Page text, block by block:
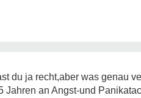
du ja recht,aber was genau
Jahren an Angst-und